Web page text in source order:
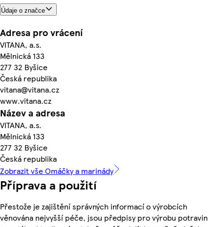
Údaje o značce
Adresa pro vrácení
VITANA, a.s.
Mělnická 133
277 32 Byšice
Česká republika
vitana@vitana.cz
www.vitana.cz
Název a adresa
VITANA, a.s.
Mělnická 133
277 32 Byšice
Česká republika
Zobrazit vše Omáčky a marinády
Příprava a použití
Přestože je zajištění správných informací o výrobcích
věnována nejvyšší péče, jsou předpisy pro výrobu potravin